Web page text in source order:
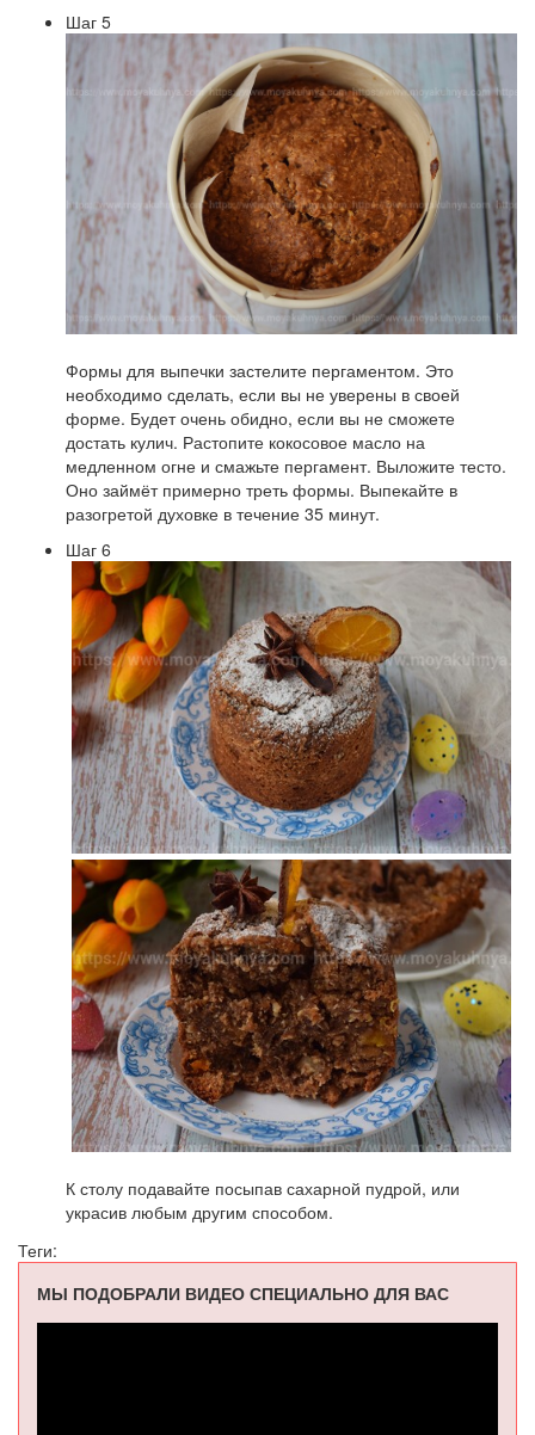
Шаг 5
Формы для выпечки застелите пергаментом. Это
необходимо сделать, если вы не уверены в своей
форме. Будет очень обидно, если вы не сможете
достать кулич. Растопите кокосовое масло на
медленном огне и смажьте пергамент. Выложите тесто.
Оно займёт примерно треть формы. Выпекайте в
разогретой духовке в течение 35 минут.
Шаг 6
К столу подавайте посыпав сахарной пудрой, или
украсив любым другим способом.
Теги:
МЫ ПОДОБРАЛИ ВИДЕО СПЕЦИАЛЬНО ДЛЯ ВАС